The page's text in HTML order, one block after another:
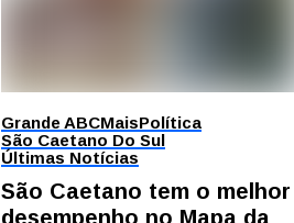
Grande ABCMaisPolítica
São Caetano Do Sul
Últimas Notícias
São Caetano tem o melhor
desempenho no Mapa da